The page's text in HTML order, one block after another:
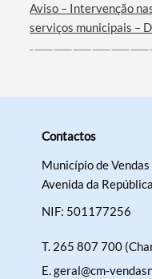
Aviso – Intervenção
serviços municipais –
Contactos
Município de
Avenida da
NIF: 501177256
T. 265 807 700
E.geral@cm-